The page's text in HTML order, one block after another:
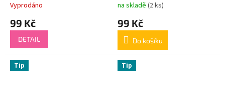
Vyprodáno
99 Kč
DETAIL
na skladě (2 ks)
99 Kč
Do košíku
Tip Tip